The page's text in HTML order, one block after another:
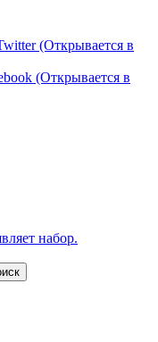
(Открывается в
(Открывается в
набор.